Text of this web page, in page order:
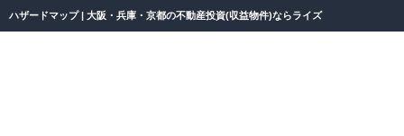
ハザードマップ | 大阪・兵庫・京都の不動産投資(収益物件)ならライズ